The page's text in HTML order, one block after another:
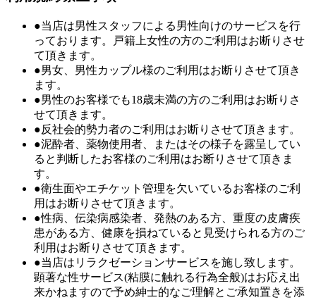
●当店は男性スタッフによる男性向けのサービスを行
っております。戸籍上女性の方のご利用はお断りさせ
て頂きます。
●男女、男性カップル様のご利用はお断りさせて頂き
ます。
●男性のお客様でも18歳未満の方のご利用はお断りさ
せて頂きます。
●反社会的勢力者のご利用はお断りさせて頂きます。
●泥酔者、薬物使用者、またはその様子を露呈してい
ると判断したお客様のご利用はお断りさせて頂きま
す。
●衛生面やエチケット管理を欠いているお客様のご利
用はお断りさせて頂きます。
●性病、伝染病感染者、発熱のある方、重度の皮膚疾
患がある方、健康を損ねていると見受けられる方のご
利用はお断りさせて頂きます。
●当店はリラクゼーションサービスを施し致します。
顕著な性サービス(粘膜に触れる行為全般)はお応え出
来かねますので予め紳士的なご理解とご承知置きを添